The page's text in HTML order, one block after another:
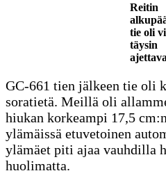
Reitin
tie oli
täysin
GC-661 tien jälkeen tie oli
soratietä. Meillä oli
hiukan korkeampi 17,5
ylämäissä etuvetoinen
ylämäet piti ajaa vauhdilla
huolimatta.